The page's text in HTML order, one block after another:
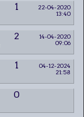
1
22-04-2020
13:40
2
14-04-2020
09:06
1
04-12-2024
21:58
0